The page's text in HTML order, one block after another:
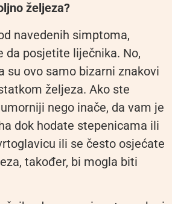
željeza?
navedenih simptoma,
da posjetite liječnika. No,
su ovo samo bizarni znakovi
željeza. Ako ste
nego inače, da vam je
dok hodate stepenicama ili
ili se često osjećate
također, bi mogla biti